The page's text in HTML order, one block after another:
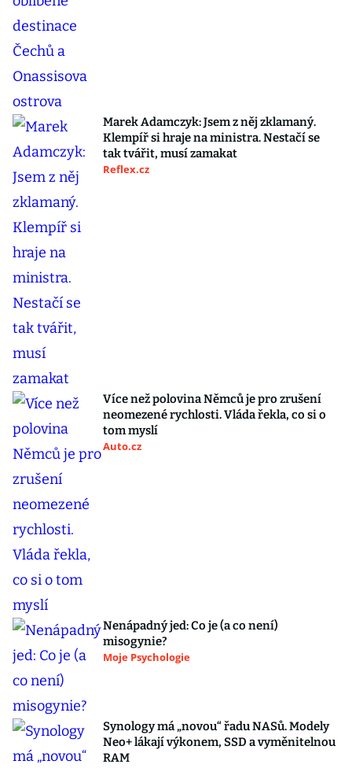
Marek Adamczyk: Jsem z něj zklamaný.
Klempíř si hraje na ministra. Nestačí se
tak tvářit, musí zamakat
Reflex.cz
Více než polovina Němců je pro zrušení
neomezené rychlosti. Vláda řekla, co si o
tom myslí
Auto.cz
Nenápadný jed: Co je (a co není)
misogynie?
Moje Psychologie
Synology má „novou“ řadu NASů. Modely
Neo+ lákají výkonem, SSD a vyměnitelnou
RAM